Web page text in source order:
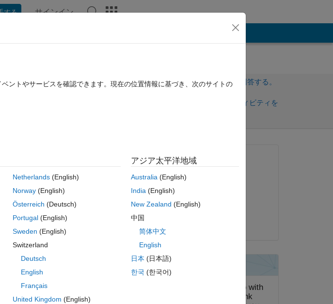
する サインイン
the for loop? サインインしてこの質問に回答する。
サインインしてアクティビティを
0 投票
each iterations(ie, set of values) in y
サインインしてこの質問に回答する。
サインインしてアクティビティをフォロー
質問済み:
2022 年 2 月 17 日
コメント済み:
ントやサービスを確認できます。現在の位置情報に基づき、次のサイトの
Netherlands(English)
Norway(English)
Österreich (Deutsch)
Portugal(English)
Sweden (English)
Switzerland
Deutsch
English
Français
United Kingdom (English)
アジア太平洋地域
Australia(English)
India(English)
New Zealand (English)
中国
简体中文
English
日本 (日本語)
한국 (한국어)